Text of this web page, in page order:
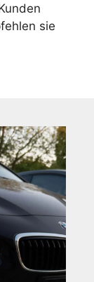
sie